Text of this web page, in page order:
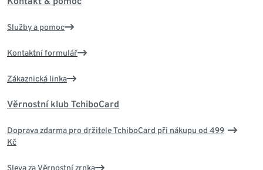
Služby a pomoc
Kontaktní formulář
Zákaznická linka
Věrnostní klub TchiboCard
Doprava zdarma pro držitele TchiboCard při nákupu od 499
Kč
Sleva za Věrnostní zrnka